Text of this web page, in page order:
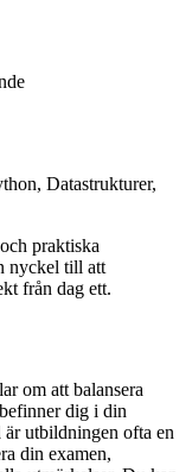
Datastrukturer,
praktiska
nyckel till att
från dag ett.
om att balansera
dig i din
är utbildningen ofta en
din examen,